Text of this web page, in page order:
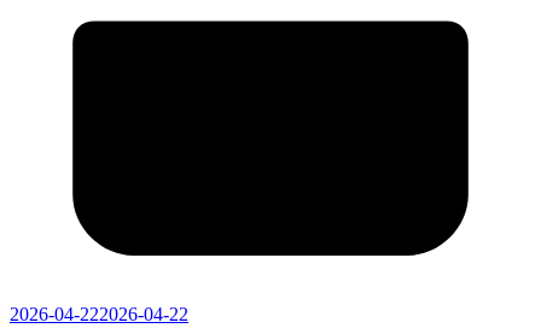
2026-04-222026-04-22